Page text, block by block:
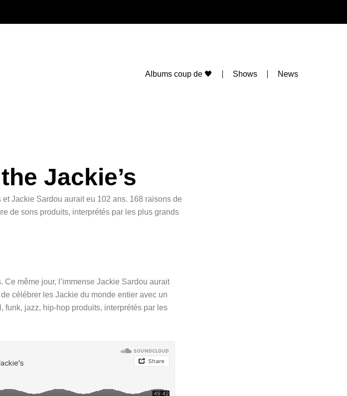
Albums coup de 🖤 Shows News
Jackie’s
Jackie Sardou aurait eu 102 ans. 168 raisons de
de sons produits, interprétés par les plus grands
même jour, l’immense Jackie Sardou aurait
célébrer les Jackie du monde entier avec un
funk, jazz, hip-hop produits, interprétés par les